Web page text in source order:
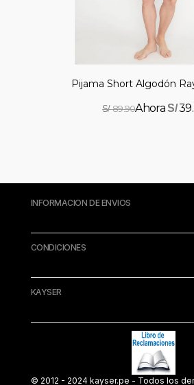
Pijama Short Algodón
S/89.90 S/
INFORMACION DE ENVIOS
CONDICIONES
KAYSER
© 2012 - 2024 kayser.pe - Todos los